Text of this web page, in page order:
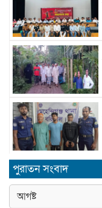
পুরাতন সংবাদ